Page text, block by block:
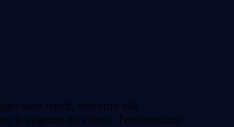
sono rapidi, conformi alle
le esigenze dei clienti. Trasformiamo